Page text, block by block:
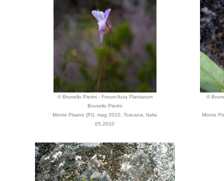
© Brunello Pierini - Forum Acta Plantarum
Brunello Pierini
Monte Pisano (PI), mag 2010, Toscana, Italia
05.2010
©
Monte